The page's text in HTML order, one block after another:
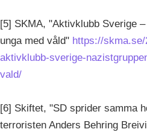
[5] SKMA, "Aktivklubb Sverige
unga med våld" https://skma.se/
aktivklubb-sverige-
vald/
[6] Skiftet, "SD sprider samma
terroristen Anders Behring